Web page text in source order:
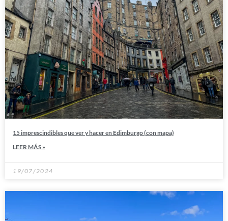
15 imprescindibles que ver y hacer en Edimburgo (con mapa)
LEER MÁS »
19/07/2024